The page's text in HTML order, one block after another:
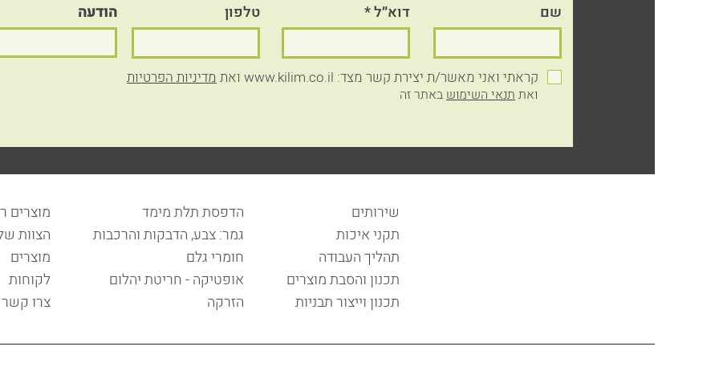
הודעה טלפון דוא״ל שם
קראתי ואני מאשר/ת יצירת קשר מצד: www.kilim.co.il ואת מדיניות הפרטיות
ואתתנאי השימושבאתר זה
מוצרים
הצוות
מוצרים
לקוחות
צרו קשר
הדפסת תלת מימד
גמר: צבע, הדבקות והרכבות
חומרי גלם
אופטיקה - חריטת יהלום
הזרקה
שירותים
תקני איכות
תהליך העבודה
תכנון והסבת מוצרים
תכנון וייצור תבניות